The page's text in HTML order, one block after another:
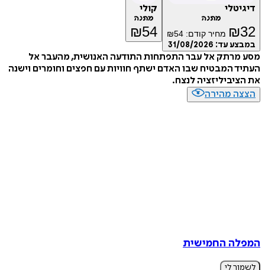
דיגיטלי
מתנה
₪32 מחיר קודם: ₪54
במבצע עד: 31/08/2026
קולי
מתנה
₪54
מסע מרתק אל עבר התפתחות התודעה האנושית, מהעבר אל
העתיד המבטיח שבו האדם ישתף חוויות עם חפצים וחומרים וישנה
את הציביליזציה לנצח.
הצצה מהירה
המפלה החמישית
לשמור לי